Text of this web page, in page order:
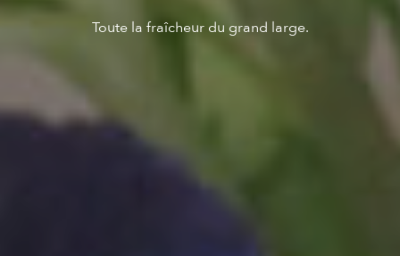
Toute la fraîcheur du grand large.